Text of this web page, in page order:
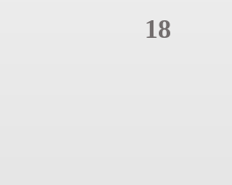
18